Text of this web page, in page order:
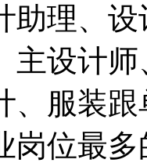
助理、
主设计
、服装
岗位最